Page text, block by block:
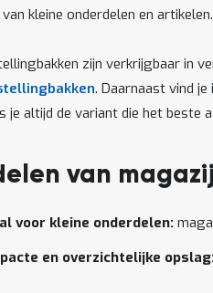
kleine onderdelen en artikelen.
zijn verkrijgbaar in
. Daarnaast vind
je altijd de variant die het beste
van
voor kleine onderdelen:
en overzichtelijke